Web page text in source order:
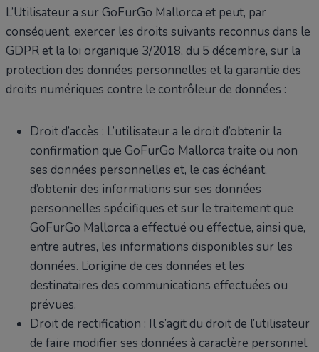
L’Utilisateur a sur GoFurGo Mallorca et peut, par
conséquent, exercer les droits suivants reconnus dans le
GDPR et la loi organique 3/2018, du 5 décembre, sur la
protection des données personnelles et la garantie des
droits numériques contre le contrôleur de données :
Droit d’accès : L’utilisateur a le droit d’obtenir la
confirmation que GoFurGo Mallorca traite ou non
ses données personnelles et, le cas échéant,
d’obtenir des informations sur ses données
personnelles spécifiques et sur le traitement que
GoFurGo Mallorca a effectué ou effectue, ainsi que,
entre autres, les informations disponibles sur les
données. L’origine de ces données et les
destinataires des communications effectuées ou
prévues.
Droit de rectification : Il s’agit du droit de l’utilisateur
de faire modifier ses données à caractère personnel